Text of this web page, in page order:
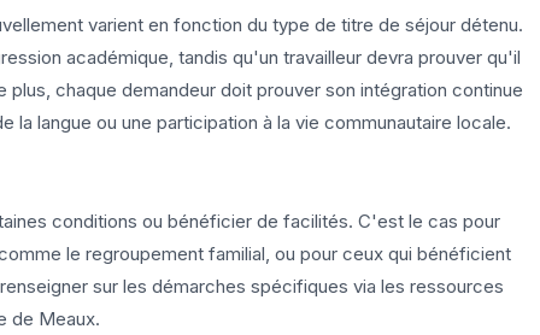
varient en fonction du type de titre de séjour détenu.
académique, tandis qu'un travailleur devra prouver qu'il
chaque demandeur doit prouver son intégration continue
la langue ou une participation à la vie communautaire locale.
conditions ou bénéficier de facilités. C'est le cas pour
le regroupement familial, ou pour ceux qui bénéficient
sur les démarches spécifiques via les ressources
de Meaux.